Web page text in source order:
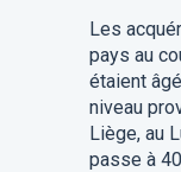
Les
pays au
étaient
niveau
Liège, au
passe à